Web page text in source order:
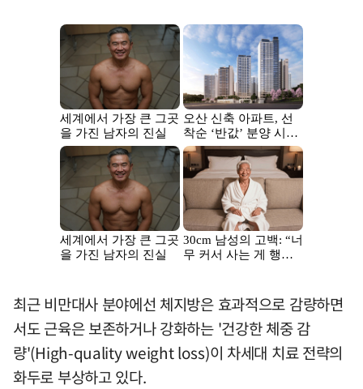
최근 비만대사 분야에선 체지방은 효과적으로 감량하면
서도 근육은 보존하거나 강화하는 '건강한 체중 감
량'(High-quality weight loss)이 차세대 치료 전략의
화두로 부상하고 있다.